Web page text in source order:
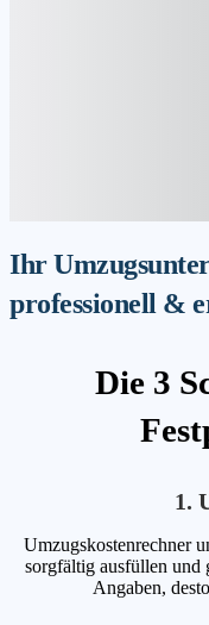
Ihr
professionell &
Die 3
1.
Umzugskostenrechner
sorgfältig ausfüllen und
Angaben,